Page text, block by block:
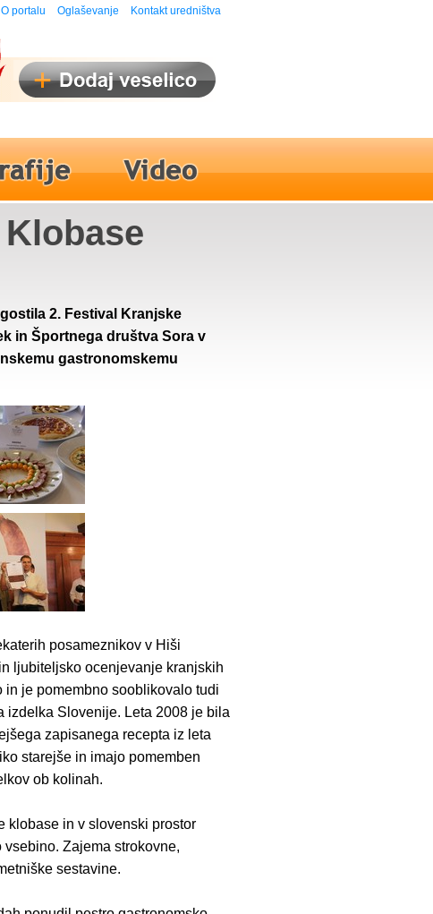
O portalu Oglaševanje Kontakt uredništva
2. Festival Kranjske
in Športnega društva Sora v
gastronomskemu
posameznikov v Hiši
ljubiteljsko ocenjevanje kranjskih
je pomembno sooblikovalo tudi
izdelka Slovenije. Leta 2008 je bila
zapisanega recepta iz leta
starejše in imajo pomemben
ob kolinah.
klobase in v slovenski prostor
Zajema strokovne,
sestavine.